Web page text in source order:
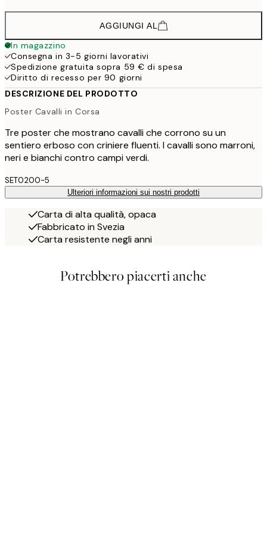
AGGIUNGI AL
In magazzino
Consegna in 3-5 giorni lavorativi
Spedizione gratuita sopra 59 € di spesa
Diritto di recesso per 90 giorni
DESCRIZIONE DEL PRODOTTO
Poster Cavalli in Corsa
Tre poster che mostrano cavalli che corrono su un
sentiero erboso con criniere fluenti. I cavalli sono marroni,
neri e bianchi contro campi verdi.
SET0200-5
Ulteriori informazioni sui nostri prodotti
Carta di alta qualità, opaca
Fabbricato in Svezia
Carta resistente negli anni
Potrebbero piacerti anche